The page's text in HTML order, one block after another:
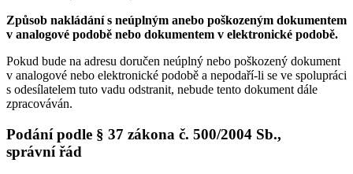
Způsob nakládání s neúplným anebo poškozeným dokumentem
v analogové podobě nebo dokumentem v elektronické podobě.
Pokud bude na adresu doručen neúplný nebo poškozený dokument
v analogové nebo elektronické podobě a nepodaří-li se ve spolupráci
s odesílatelem tuto vadu odstranit, nebude tento dokument dále
zpracováván.
Podání podle § 37 zákona č. 500/2004 Sb.,
správní řád